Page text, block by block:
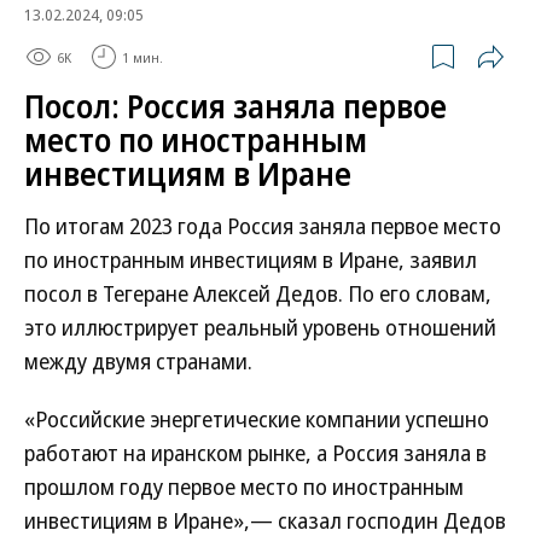
13.02.2024, 09:05
6K 1 мин.
Посол: Россия заняла первое
место по иностранным
инвестициям в Иране
По итогам 2023 года Россия заняла первое место
по иностранным инвестициям в Иране, заявил
посол в Тегеране Алексей Дедов. По его словам,
это иллюстрирует реальный уровень отношений
между двумя странами.
«Российские энергетические компании успешно
работают на иранском рынке, а Россия заняла в
прошлом году первое место по иностранным
инвестициям в Иране»,— сказал господин Дедов